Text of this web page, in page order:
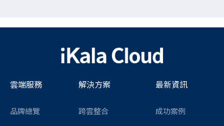
雲端服務
品牌總覽
解決方案
跨雲整合
最新資訊
成功案例